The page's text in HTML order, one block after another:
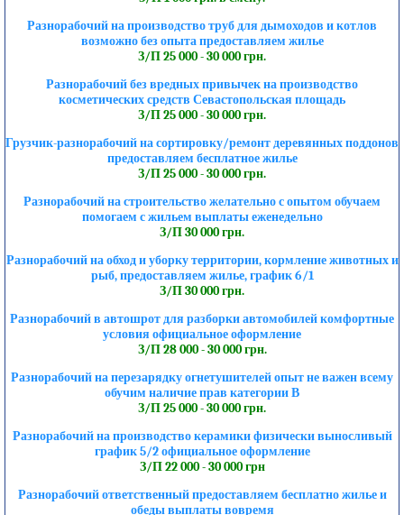
Разнорабочий на производство труб для дымоходов и котлов
возможно без опыта предоставляем жилье
З/П 25 000 - 30 000 грн.
Разнорабочий без вредных привычек на производство
косметических средств Севастопольская площадь
З/П 25 000 - 30 000 грн.
Грузчик-разнорабочий на сортировку/ремонт деревянных поддонов
предоставляем бесплатное жилье
З/П 25 000 - 30 000 грн.
Разнорабочий на строительство желательно с опытом обучаем
помогаем с жильем выплаты еженедельно
З/П 30 000 грн.
Разнорабочий на обход и уборку территории, кормление животных и
рыб, предоставляем жилье, график 6/1
З/П 30 000 грн.
Разнорабочий в автошрот для разборки автомобилей комфортные
условия официальное оформление
З/П 28 000 - 30 000 грн.
Разнорабочий на перезарядку огнетушителей опыт не важен всему
обучим наличие прав категории В
З/П 25 000 - 30 000 грн.
Разнорабочий на производство керамики физически выносливый
график 5/2 официальное оформление
З/П 22 000 - 30 000 грн
Разнорабочий ответственный предоставляем бесплатно жилье и
обеды выплаты вовремя